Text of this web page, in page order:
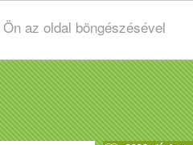
az oldal böngészésével